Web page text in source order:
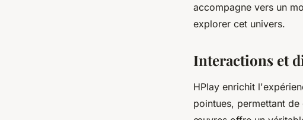
accompagne vers un
explorer cet univers.
Interactions et
HPlay enrichit
pointues, permettant